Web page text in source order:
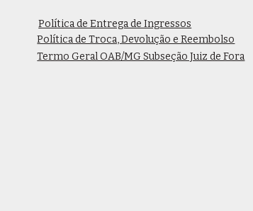
Política de Entrega de Ingressos
Termo Geral OAB/MG Subseção Juiz de Fora
Política de Troca, Devolução e Reembolso